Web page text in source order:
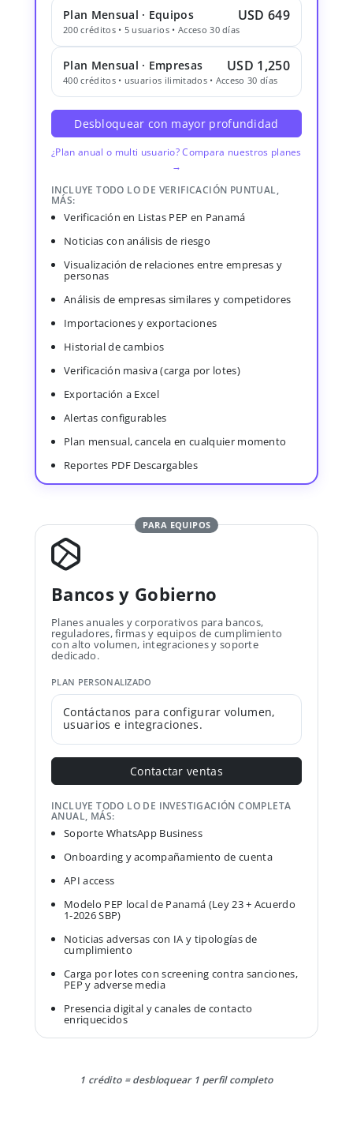
Plan Mensual · Equipos USD 649
200 créditos • 5 usuarios • Acceso 30 días
Plan Mensual · Empresas USD 1,250
400 créditos • usuarios ilimitados • Acceso 30 días
Desbloquear con mayor profundidad
¿Plan anual o multi usuario? Compara nuestros planes
→
INCLUYE TODO LO DE VERIFICACIÓN PUNTUAL,
MÁS:
Verificación en Listas PEP en Panamá
Noticias con análisis de riesgo
Visualización de relaciones entre empresas y
personas
Análisis de empresas similares y competidores
Importaciones y exportaciones
Historial de cambios
Verificación masiva (carga por lotes)
Exportación a Excel
Alertas configurables
Plan mensual, cancela en cualquier momento
Reportes PDF Descargables
PARA EQUIPOS
Bancos y Gobierno
Planes anuales y corporativos para bancos,
reguladores, firmas y equipos de cumplimiento
con alto volumen, integraciones y soporte
dedicado.
PLAN PERSONALIZADO
Contáctanos para configurar volumen,
usuarios e integraciones.
Contactar ventas
INCLUYE TODO LO DE INVESTIGACIÓN COMPLETA
ANUAL, MÁS:
Soporte WhatsApp Business
Onboarding y acompañamiento de cuenta
API access
Modelo PEP local de Panamá (Ley 23 + Acuerdo
1-2026 SBP)
Noticias adversas con IA y tipologías de
cumplimiento
Carga por lotes con screening contra sanciones,
PEP y adverse media
Presencia digital y canales de contacto
enriquecidos
1 crédito = desbloquear 1 perfil completo